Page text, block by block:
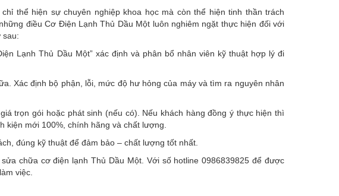
thể hiện sự chuyên nghiệp khoa học mà còn thể hiện tinh thần trách
điều Cơ Điện Lạnh Thủ Dầu Một luôn nghiêm ngặt thực hiện đối với
sau:
Lạnh Thủ Dầu Một” xác định và phân bổ nhân viên kỹ thuật hợp lý đi
Xác định bộ phận, lỗi, mức độ hư hỏng của máy và tìm ra nguyên nhân
trọn gói hoặc phát sinh (nếu có). Nếu khách hàng đồng ý thực hiện thì
kiện mới 100%, chính hãng và chất lượng.
đúng kỹ thuật để đảm bảo – chất lượng tốt nhất.
chữa cơ điện lạnh Thủ Dầu Một. Với số hotline 0986839825 để được
việc.